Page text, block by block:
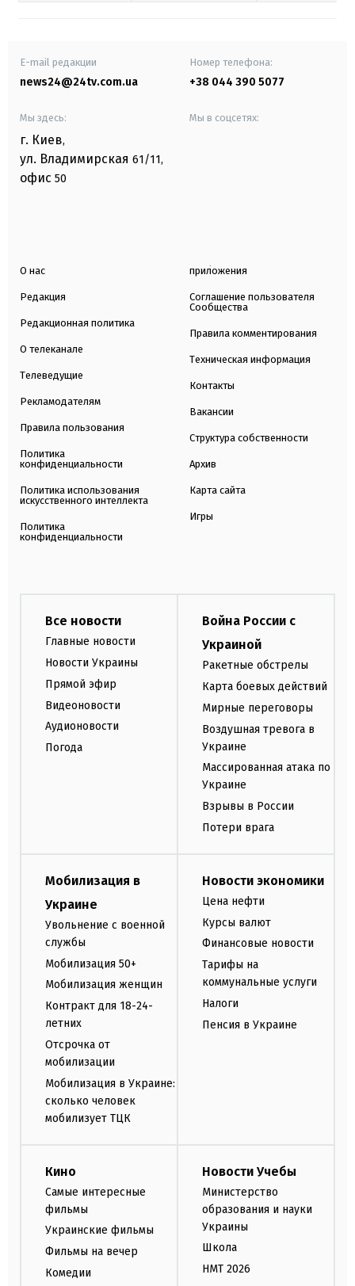
E-mail редакции
news24@24tv.com.ua
Номер телефона:
+38 044 390 5077
Мы здесь:
г. Киев,
ул. Владимирская 61/11,
офис 50
Мы в соцсетях:
О нас
Редакция
Редакционная политика
О телеканале
Телеведущие
Рекламодателям
Правила пользования
Политика
конфиденциальности
Политика использования
искусственного интеллекта
Политика
конфиденциальности
приложения
Соглашение пользователя
Сообщества
Правила комментирования
Техническая информация
Контакты
Вакансии
Структура собственности
Архив
Карта сайта
Игры
Все новости
Главные новости
Новости Украины
Прямой эфир
Видеоновости
Аудионовости
Погода
Война России с
Украиной
Ракетные обстрелы
Карта боевых действий
Мирные переговоры
Воздушная тревога в
Украине
Массированная атака по
Украине
Взрывы в России
Потери врага
Мобилизация в
Украине
Увольнение с военной
службы
Мобилизация 50+
Мобилизация женщин
Контракт для 18-24-
летних
Отсрочка от
мобилизации
Мобилизация в Украине:
сколько человек
мобилизует ТЦК
Новости экономики
Цена нефти
Курсы валют
Финансовые новости
Тарифы на
коммунальные услуги
Налоги
Пенсия в Украине
Кино
Самые интересные
фильмы
Украинские фильмы
Фильмы на вечер
Комедии
Новости Учебы
Министерство
образования и науки
Украины
Школа
НМТ 2026